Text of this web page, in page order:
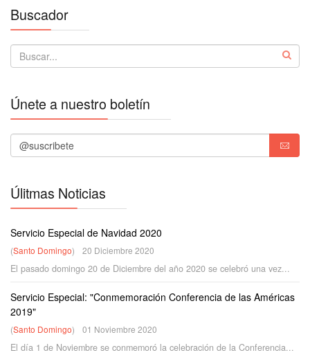
Buscador
Únete a nuestro boletín
Úlitmas Noticias
Servicio Especial de Navidad 2020
(Santo Domingo) 20 Diciembre 2020
El pasado domingo 20 de Diciembre del año 2020 se celebró una vez...
Servicio Especial: "Conmemoración Conferencia de las Américas
2019"
(Santo Domingo) 01 Noviembre 2020
El día 1 de Noviembre se conmemoró la celebración de la Conferencia...